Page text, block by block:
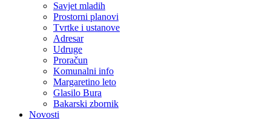
Savjet mladih
Prostorni planovi
Tvrtke i ustanove
Adresar
Udruge
Proračun
Komunalni info
Margaretino leto
Glasilo Bura
Bakarski zbornik
Novosti